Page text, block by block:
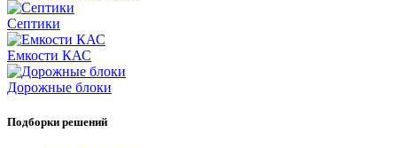
Септики
Емкости КАС
Дорожные блоки
Подборки решений